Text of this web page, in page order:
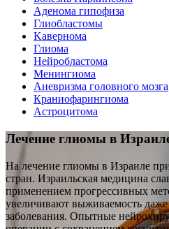
Аденома гипофиза
Глиобластомы
Kавернома
Глиома
Нейробластома
Менингиома
Аневризма головного мозга
Краниофарингиома
Астроцитома
Лечение глиомы в
На лечение глиомы в Израиле
стран. Израильская медицина
применением прогрессивных
увеличивают выживаемость
заболевания. Опытные